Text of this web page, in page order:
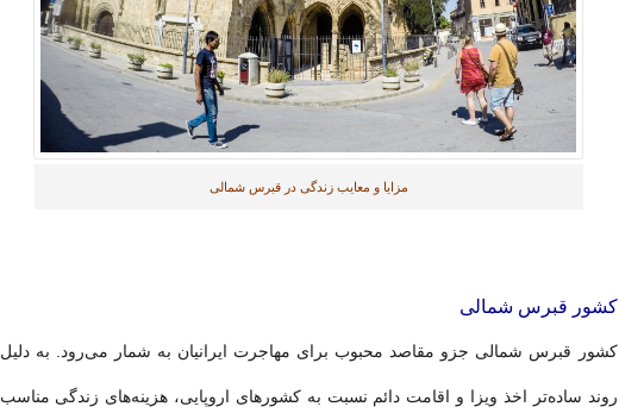
مزایا و معایب زندگی در قبرس شمالی
کشور قبرس شمالی
کشور قبرس شمالی جزو مقاصد محبوب برای مهاجرت ایرانیان به شمار می‌رود. به دلیل
روند ساده‌تر اخذ ویزا و اقامت دائم نسبت به کشورهای اروپایی، هزینه‌های زندگی مناسب